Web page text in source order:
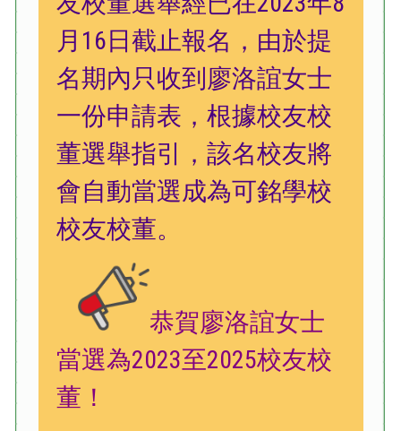
月16日截止報名，由於提
名期內只收到廖洛誼女士
一份申請表，根據校友校
董選舉指引，該名校友將
會自動當選成為可銘學校
校友校董。
恭賀廖洛誼女士
當選為2023至2025校友校
董！